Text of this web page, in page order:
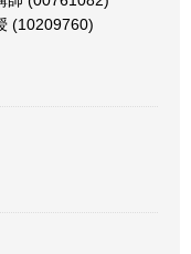
(10209760)